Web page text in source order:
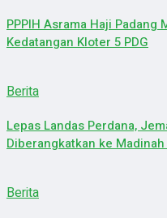
PPPIH Asrama Haji Padang
Kedatangan Kloter 5 PDG
Berita
Lepas Landas Perdana,
Diberangkatkan ke
Berita